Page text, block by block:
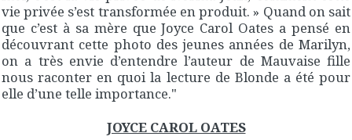
vie privée s’est transformée en produit. » Quand on sait
que c’est à sa mère que Joyce Carol Oates a pensé en
découvrant cette photo des jeunes années de Marilyn,
on a très envie d’entendre l’auteur de Mauvaise fille
nous raconter en quoi la lecture de Blonde a été pour
elle d’une telle importance."
JOYCE CAROL OATES